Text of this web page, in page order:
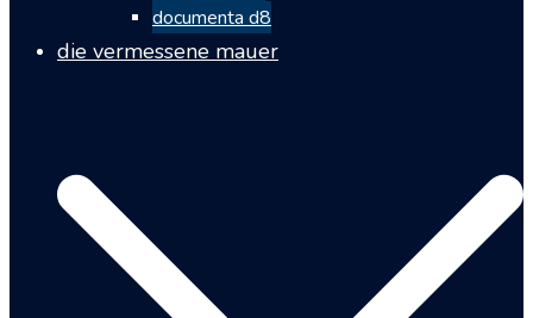
documenta d8
die vermessene mauer